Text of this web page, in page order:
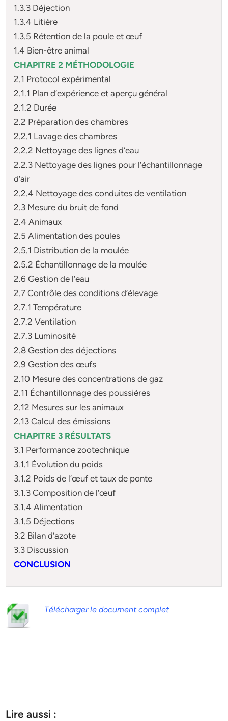
1.3.3 Déjection
1.3.4 Litière
1.3.5 Rétention de la poule et œuf
1.4 Bien-être animal
CHAPITRE 2 MÉTHODOLOGIE
2.1 Protocol expérimental
2.1.1 Plan d’expérience et aperçu général
2.1.2 Durée
2.2 Préparation des chambres
2.2.1 Lavage des chambres
2.2.2 Nettoyage des lignes d’eau
2.2.3 Nettoyage des lignes pour l’échantillonnage
d’air
2.2.4 Nettoyage des conduites de ventilation
2.3 Mesure du bruit de fond
2.4 Animaux
2.5 Alimentation des poules
2.5.1 Distribution de la moulée
2.5.2 Échantillonnage de la moulée
2.6 Gestion de l’eau
2.7 Contrôle des conditions d’élevage
2.7.1 Température
2.7.2 Ventilation
2.7.3 Luminosité
2.8 Gestion des déjections
2.9 Gestion des œufs
2.10 Mesure des concentrations de gaz
2.11 Échantillonnage des poussières
2.12 Mesures sur les animaux
2.13 Calcul des émissions
CHAPITRE 3 RÉSULTATS
3.1 Performance zootechnique
3.1.1 Évolution du poids
3.1.2 Poids de l’œuf et taux de ponte
3.1.3 Composition de l’œuf
3.1.4 Alimentation
3.1.5 Déjections
3.2 Bilan d’azote
3.3 Discussion
CONCLUSION
Télécharger le document complet
Lire aussi :